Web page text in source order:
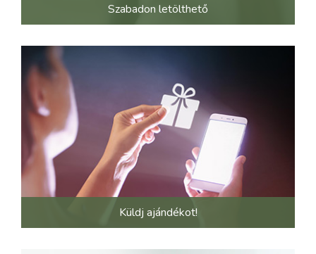
Szabadon letölthető
Küldj ajándékot!